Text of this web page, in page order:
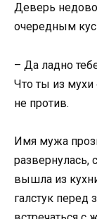
Деверь
очередным
– Да ладно
Что ты из
не против.
Имя мужа
развернулась,
вышла из
галстук перед